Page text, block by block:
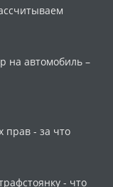
на автомобиль –
прав - за что
- что